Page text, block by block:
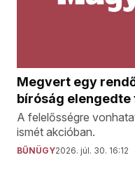
Megvert egy
bíróság
A felelősségre
ismét akcióban.
BŰNÜGY2026. júl. 30. 16:12